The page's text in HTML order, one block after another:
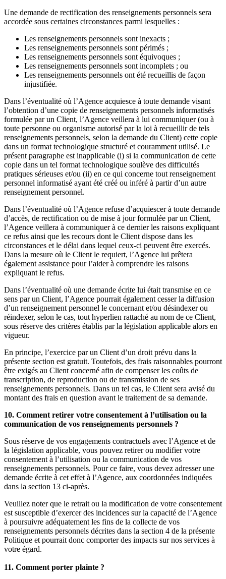
Une demande de rectification des renseignements personnels sera
accordée sous certaines circonstances parmi lesquelles :
Les renseignements personnels sont inexacts ;
Les renseignements personnels sont périmés ;
Les renseignements personnels sont équivoques ;
Les renseignements personnels sont incomplets ; ou
Les renseignements personnels ont été recueillis de façon
injustifiée.
Dans l’éventualité où l’Agence acquiesce à toute demande visant
l’obtention d’une copie de renseignements personnels informatisés
formulée par un Client, l’Agence veillera à lui communiquer (ou à
toute personne ou organisme autorisé par la loi à recueillir de tels
renseignements personnels, selon la demande du Client) cette copie
dans un format technologique structuré et couramment utilisé. Le
présent paragraphe est inapplicable (i) si la communication de cette
copie dans un tel format technologique soulève des difficultés
pratiques sérieuses et/ou (ii) en ce qui concerne tout renseignement
personnel informatisé ayant été créé ou inféré à partir d’un autre
renseignement personnel.
Dans l’éventualité où l’Agence refuse d’acquiescer à toute demande
d’accès, de rectification ou de mise à jour formulée par un Client,
l’Agence veillera à communiquer à ce dernier les raisons expliquant
ce refus ainsi que les recours dont le Client dispose dans les
circonstances et le délai dans lequel ceux-ci peuvent être exercés.
Dans la mesure où le Client le requiert, l’Agence lui prêtera
également assistance pour l’aider à comprendre les raisons
expliquant le refus.
Dans l’éventualité où une demande écrite lui était transmise en ce
sens par un Client, l’Agence pourrait également cesser la diffusion
d’un renseignement personnel le concernant et/ou désindexer ou
réindexer, selon le cas, tout hyperlien rattaché au nom de ce Client,
sous réserve des critères établis par la législation applicable alors en
vigueur.
En principe, l’exercice par un Client d’un droit prévu dans la
présente section est gratuit. Toutefois, des frais raisonnables pourront
être exigés au Client concerné afin de compenser les coûts de
transcription, de reproduction ou de transmission de ses
renseignements personnels. Dans un tel cas, le Client sera avisé du
montant des frais en question avant le traitement de sa demande.
10. Comment retirer votre consentement à l’utilisation ou la
communication de vos renseignements personnels ?
Sous réserve de vos engagements contractuels avec l’Agence et de
la législation applicable, vous pouvez retirer ou modifier votre
consentement à l’utilisation ou la communication de vos
renseignements personnels. Pour ce faire, vous devez adresser une
demande écrite à cet effet à l’Agence, aux coordonnées indiquées
dans la section 13 ci-après.
Veuillez noter que le retrait ou la modification de votre consentement
est susceptible d’exercer des incidences sur la capacité de l’Agence
à poursuivre adéquatement les fins de la collecte de vos
renseignements personnels décrites dans la section 4 de la présente
Politique et pourrait donc comporter des impacts sur nos services à
votre égard.
11. Comment porter plainte ?